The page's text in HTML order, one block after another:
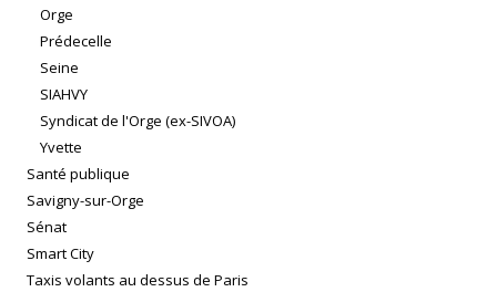
Orge
Prédecelle
Seine
SIAHVY
Syndicat de l'Orge (ex-SIVOA)
Yvette
Santé publique
Savigny-sur-Orge
Sénat
Smart City
Taxis volants au dessus de Paris